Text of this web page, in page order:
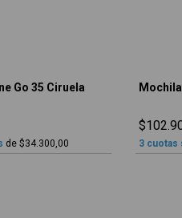
Go 35 Ciruela
de $34.300,00 3 cuotas